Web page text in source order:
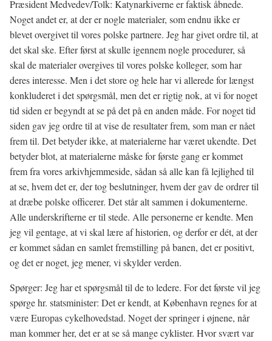
Præsident Medvedev/Tolk: Katynarkiverne er faktisk åbnede.
Noget andet er, at der er nogle materialer, som endnu ikke er
blevet overgivet til vores polske partnere. Jeg har givet ordre til, at
det skal ske. Efter først at skulle igennem nogle procedurer, så
skal de materialer overgives til vores polske kolleger, som har
deres interesse. Men i det store og hele har vi allerede for længst
konkluderet i det spørgsmål, men det er rigtig nok, at vi for noget
tid siden er begyndt at se på det på en anden måde. For noget tid
siden gav jeg ordre til at vise de resultater frem, som man er nået
frem til. Det betyder ikke, at materialerne har været ukendte. Det
betyder blot, at materialerne måske for første gang er kommet
frem fra vores arkivhjemmeside, sådan så alle kan få lejlighed til
at se, hvem det er, der tog beslutninger, hvem der gav de ordrer til
at dræbe polske officerer. Det står alt sammen i dokumenterne.
Alle underskrifterne er til stede. Alle personerne er kendte. Men
jeg vil gentage, at vi skal lære af historien, og derfor er dét, at der
er kommet sådan en samlet fremstilling på banen, det er positivt,
og det er noget, jeg mener, vi skylder verden.
Spørger: Jeg har et spørgsmål til de to ledere. For det første vil jeg
spørge hr. statsminister: Det er kendt, at København regnes for at
være Europas cykelhovedstad. Noget der springer i øjnene, når
man kommer her, det er at se så mange cyklister. Hvor svært var